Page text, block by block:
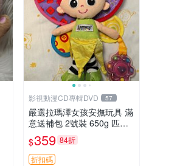
影視動漫CD專輯DVD 57
嚴選拉瑪澤女孩安撫玩具 滿
意送補包 2號裝 650g 匹配
嬰幼童舒壓好伴侶 女孩專用
安心選擇 安撫玩偶 衝包 玩
具
$359 84折
折扣碼